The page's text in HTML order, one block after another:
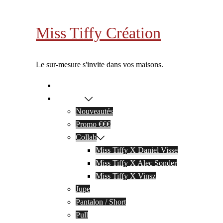
Miss Tiffy Création
Le sur-mesure s'invite dans vos maisons.
Nouveautés
Promo €€€
Collab
Miss Tiffy X Daniel Visse
Miss Tiffy X Alec Sonder
Miss Tiffy X Vinsz
Jupe
Pantalon / Short
Pull